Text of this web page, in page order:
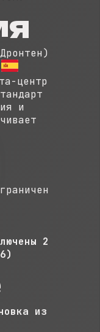
центр
и
2
из